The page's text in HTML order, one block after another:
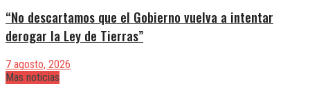
“No descartamos que el Gobierno vuelva a intentar
derogar la Ley de Tierras”
7 agosto, 2026
Mas noticias